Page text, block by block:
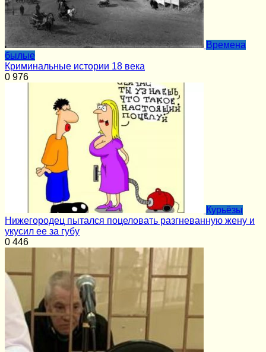
Времена
былые
Криминальные истории 18 века
0 976
Курьёзы
Нижегородец пытался поцеловать разгневанную жену и
укусил ее за губу
0 446